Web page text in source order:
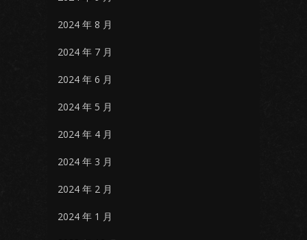
2024 年 8 月
2024 年 7 月
2024 年 6 月
2024 年 5 月
2024 年 4 月
2024 年 3 月
2024 年 2 月
2024 年 1 月